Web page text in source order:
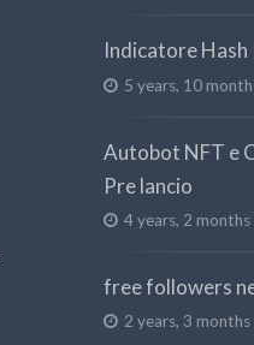
Indicatore Hash
5 years, 10
Autobot NFT e
Pre lancio
4 years, 2 months
free followers
2 years, 3 months